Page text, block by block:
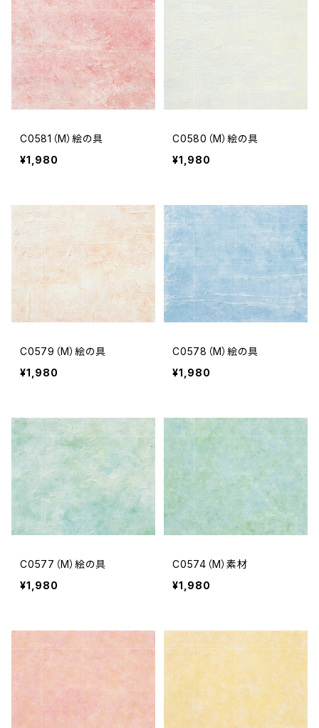
C0581（M）絵の具
¥1,980
C0580（M）絵の具
¥1,980
C0579（M）絵の具
¥1,980
C0578（M）絵の具
¥1,980
C0577（M）絵の具
¥1,980
C0574（M）素材
¥1,980